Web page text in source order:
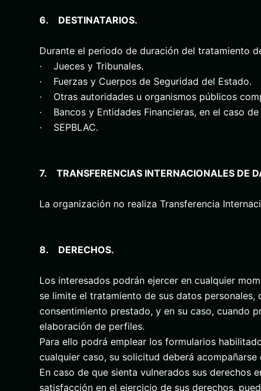
6. DESTINATARIOS.
Durante el periodo de duración del tratamiento
· Jueces y Tribunales.
· Fuerzas y Cuerpos de Seguridad del Estado.
· Otras autoridades u organismos públicos
· Bancos y Entidades Financieras, en el caso
· SEPBLAC.
7. TRANSFERENCIAS INTERNACIONALES DE
La organización no realiza Transferencia
8. DERECHOS.
Los interesados podrán ejercer en cualquier
se limite el tratamiento de sus datos
consentimiento prestado, y en su caso, cuando
elaboración de perfiles.
Para ello podrá emplear los formularios
cualquier caso, su solicitud deberá
En caso de que sienta vulnerados sus derechos
satisfacción en el ejercicio de sus derechos,